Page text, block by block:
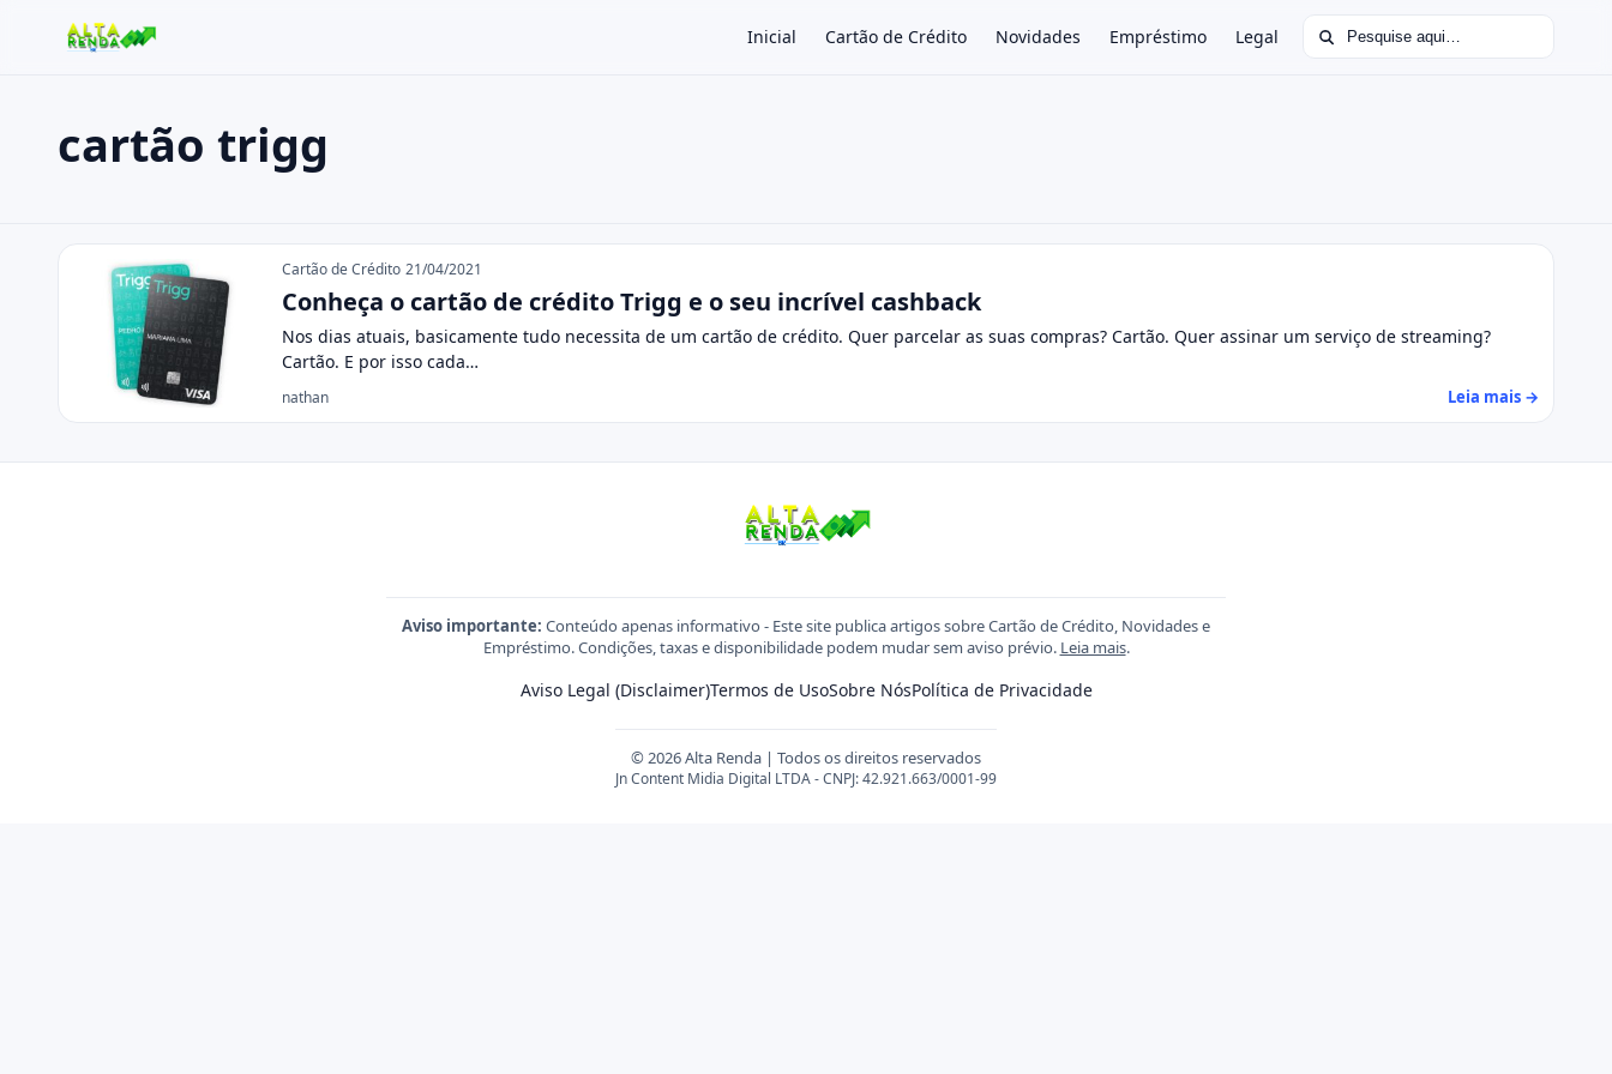
Inicial Cartão de Crédito Novidades Empréstimo Legal Buscar por:
Buscar no site
Pressione Enter para buscar ou ESC para fechar.
cartão trigg
cartão trigg Cartão de Crédito 21/04/2021
Conheça o cartão de crédito Trigg e o seu incrível cashback
Nos dias atuais, basicamente tudo necessita de um cartão de crédito. Quer parcelar as suas compras? Cartão. Quer assinar um serviço de streaming?
Cartão. E por isso cada…
nathan Leia mais →
Aviso importante: Conteúdo apenas informativo - Este site publica artigos sobre Cartão de Crédito, Novidades e
Empréstimo. Condições, taxas e disponibilidade podem mudar sem aviso prévio. Leia mais.
Aviso Legal (Disclaimer)Termos de UsoSobre NósPolítica de Privacidade
© 2026 Alta Renda | Todos os direitos reservados
Jn Content Midia Digital LTDA - CNPJ: 42.921.663/0001-99